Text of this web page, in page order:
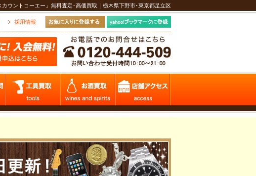
ウントコーエー」無料査定･高価買取｜栃木県下野市･東京都足立区
採用情報